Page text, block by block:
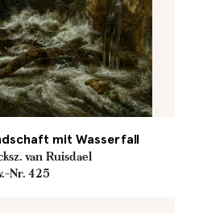
mit Wasserfall
van Ruisdael
Nr. 425